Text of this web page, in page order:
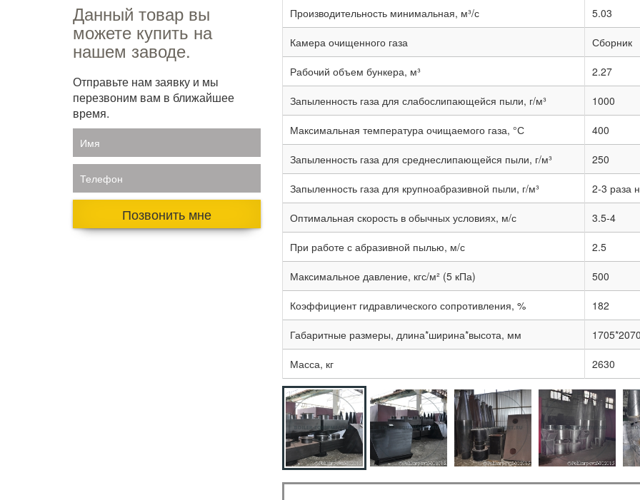
Данный товар вы
можете купить на
нашем заводе.
Отправьте нам заявку и мы
перезвоним вам в ближайшее
время.
Имя
Телефон
Позвонить мне
Производительность минимальная, м³/с 5.03
Камера очищенного газа Сборник
Рабочий объем бункера, м³ 2.27
Запыленность газа для слабослипающейся пыли, г/м³ 1000
Максимальная температура очищаемого газа, °С 400
Запыленность газа для среднеслипающейся пыли, г/м³ 250
Запыленность газа для крупноабразивной пыли, г/м³ 2-3 раза
Оптимальная скорость в обычных условиях, м/с 3.5-4
При работе с абразивной пылью, м/с 2.5
Максимальное давление, кгс/м² (5 кПа) 500
Коэффициент гидравлического сопротивления, % 182
Габаритные размеры, длина*ширина*высота, мм
Масса, кг 2630